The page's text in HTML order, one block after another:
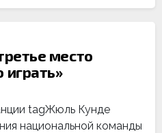
место
играть»
tagЖюль Кунде
национальной команды